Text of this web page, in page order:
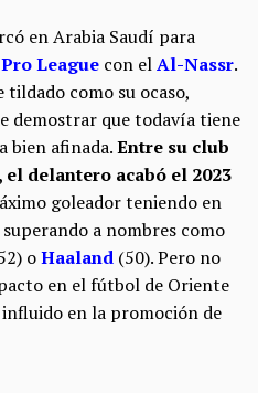
en Arabia Saudí para
League con elAl-Nassr.
como su ocaso,
demostrar que todavía tiene
bien afinada.Entre su club
delantero acabó el 2023
goleador teniendo en
a nombres como
oHaaland (50). Pero no
en el fútbol de Oriente
en la promoción de